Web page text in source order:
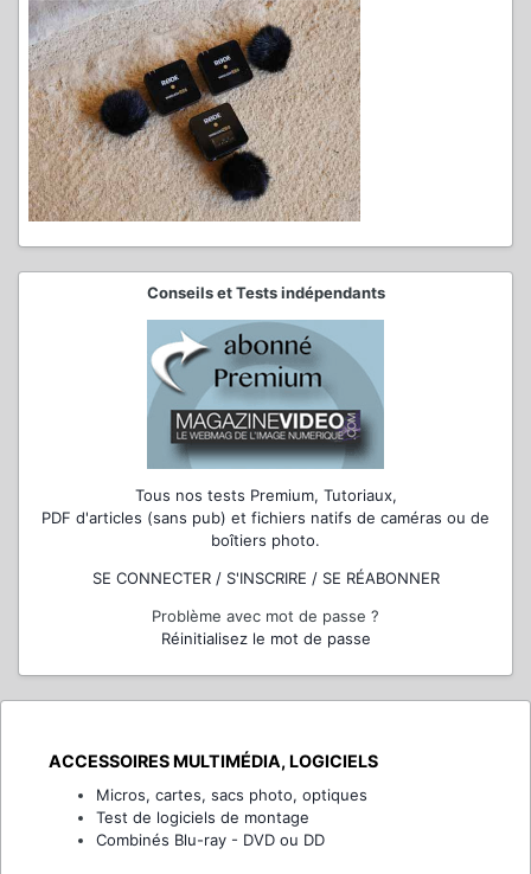
Conseils et Tests indépendants
Tous nos tests Premium, Tutoriaux,
PDF d'articles (sans pub) et fichiers natifs de caméras ou de
boîtiers photo.
SE CONNECTER / S'INSCRIRE / SE RÉABONNER
Problème avec mot de passe ?
Réinitialisez le mot de passe
ACCESSOIRES MULTIMÉDIA, LOGICIELS
Micros, cartes, sacs photo, optiques
Test de logiciels de montage
Combinés Blu-ray - DVD ou DD